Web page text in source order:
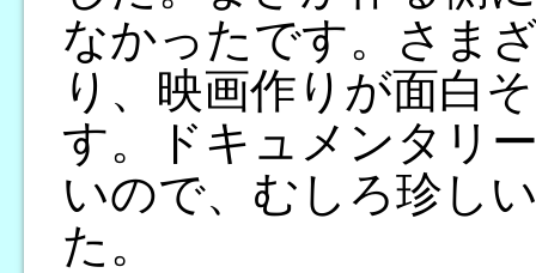
なかったです。さま
り、映画作りが面白
す。ドキュメンタリ
いので、むしろ珍し
た。